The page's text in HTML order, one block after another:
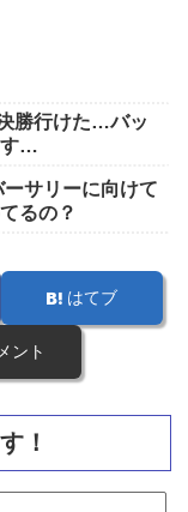
勝行けた…バッ
す…
サリーに向けて
るの？
はてブ
ント
！